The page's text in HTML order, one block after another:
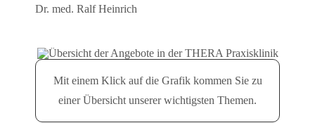
Dr. med. Ralf Heinrich
Mit einem Klick auf die Grafik kommen Sie zu
einer Übersicht unserer wichtigsten Themen.